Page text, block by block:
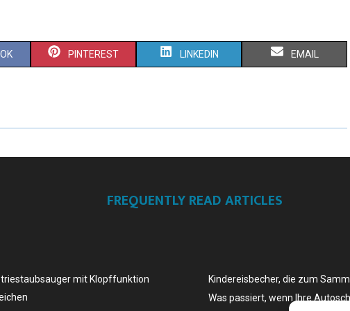
PINTEREST LINKEDIN EMAIL
FREQUENTLY READ ARTICLES
mit Klopffunktion
Kindereisbecher, die zum
Was passiert, wenn Ihre